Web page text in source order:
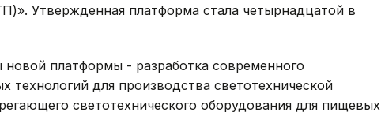
Утвержденная платформа стала четырнадцатой в
платформы - разработка современного
технологий для производства светотехнической
светотехнического оборудования для пищевых